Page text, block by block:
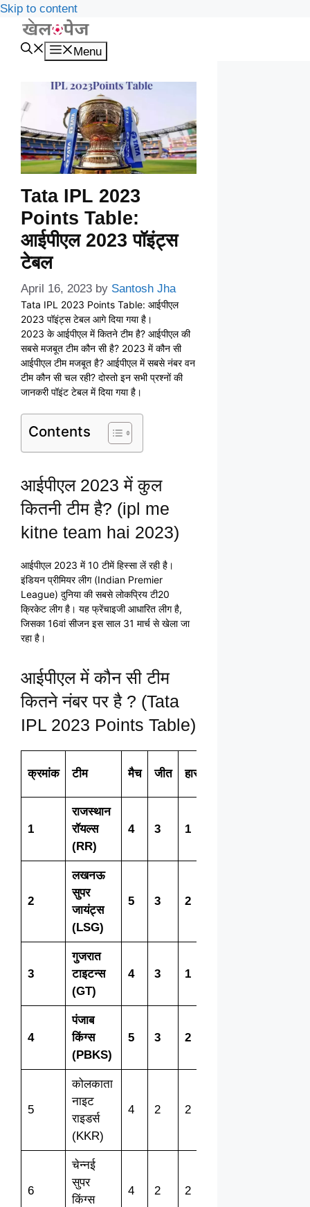
Skip to content
Menu
Tata IPL 2023
Points Table:
आईपीएल 2023 पॉइंट्स
टेबल
April 16, 2023 by Santosh Jha
Tata IPL 2023 Points Table: आईपीएल
2023 पॉइंट्स टेबल आगे दिया गया है।
2023 के आईपीएल में कितने टीम है? आईपीएल की
सबसे मजबूत टीम कौन सी है? 2023 में कौन सी
आईपीएल टीम मजबूत है? आईपीएल में सबसे नंबर वन
टीम कौन सी चल रही? दोस्तो इन सभी प्रश्नों की
जानकरी पॉइंट टेबल में दिया गया है।
Contents
आईपीएल 2023 में कुल
कितनी टीम है? (ipl me
kitne team hai 2023)
आईपीएल 2023 में 10 टीमें हिस्सा लें रही है।
इंडियन प्रीमियर लीग (Indian Premier
League) दुनिया की सबसे लोकप्रिय टी20
क्रिकेट लीग है। यह फ्रेंचाइजी आधारित लीग है,
जिसका 16वां सीजन इस साल 31 मार्च से खेला जा
रहा है।
आईपीएल में कौन सी टीम
कितने नंबर पर है ? (Tata
IPL 2023 Points Table)
क्रमांक टीम मैच जीत हार
1
राजस्थान
रॉयल्स
(RR)
4 3 1
2
लखनऊ
सुपर
जायंट्स
(LSG)
5 3 2
3
गुजरात
टाइटन्स
(GT)
4 3 1
4
पंजाब
किंग्स
(PBKS)
5 3 2
5
कोलकाता
नाइट
राइडर्स
(KKR)
4 2 2
6
चेन्नई
सुपर
किंग्स
4 2 2